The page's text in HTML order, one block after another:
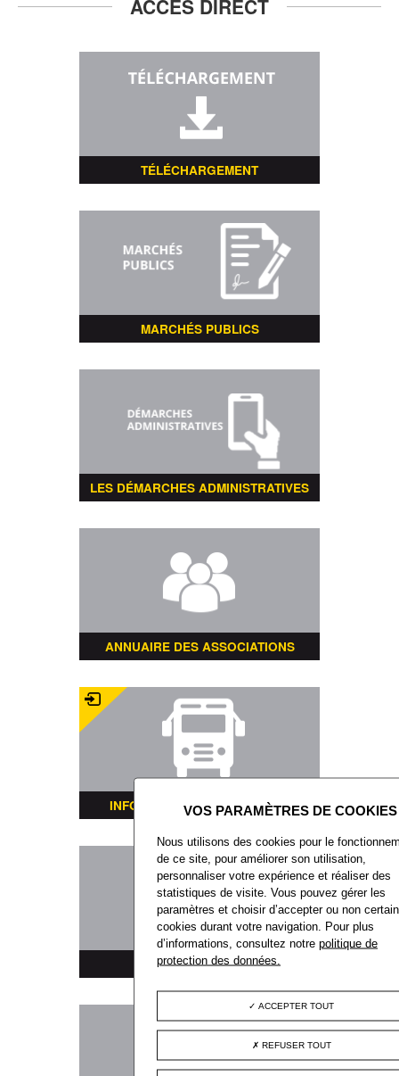
ACCÈS DIRECT
TÉLÉCHARGEMENT
MARCHÉS PUBLICS
LES DÉMARCHES ADMINISTRATIVES
ANNUAIRE DES ASSOCIATIONS
INFORMATIONS TRANSPORTS
PLAN DE LA VILLE
Nous utilisons des cookies pour le
de ce site, pour améliorer son utilisation,
personnaliser votre expérience et réaliser des
statistiques de visite. Vous pouvez gérer les
paramètres et choisir d’accepter ou non
cookies durant votre navigation. Pour plus
d’informations, consultez notrepolitique de
protection des données.
ACCEPTER TOUT
REFUSER TOUT